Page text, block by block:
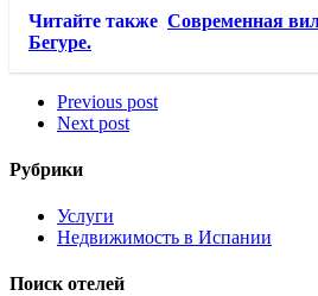
Читайте также Современная
Бегуре.
Previous post
Next post
Рубрики
Услуги
Недвижимость в Испании
Поиск отелей